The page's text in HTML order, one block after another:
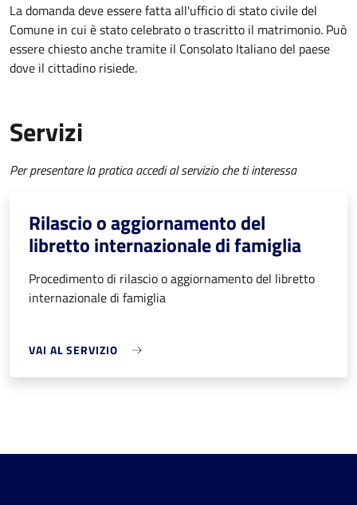
La domanda deve essere fatta all'ufficio di stato civile del
Comune in cui è stato celebrato o trascritto il matrimonio. Può
essere chiesto anche tramite il Consolato Italiano del paese
dove il cittadino risiede.
Servizi
Per presentare la pratica accedi al servizio che ti interessa
Rilascio o aggiornamento del
libretto internazionale di famiglia
Procedimento di rilascio o aggiornamento del libretto
internazionale di famiglia
VAI AL SERVIZIO